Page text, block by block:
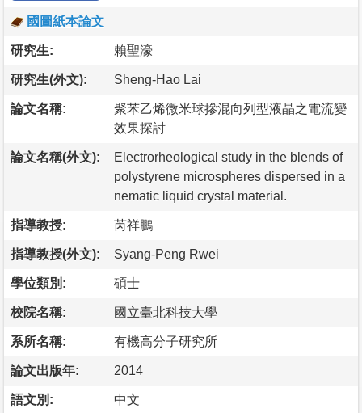
國圖紙本論文
研究生: 賴聖濠
研究生(外文): Sheng-Hao Lai
論文名稱:
聚苯乙烯微米球摻混向列型液晶之電流變
效果探討
論文名稱(外文):
Electrorheological study in the blends of
polystyrene microspheres dispersed in a
nematic liquid crystal material.
指導教授: 芮祥鵬
指導教授(外文): Syang-Peng Rwei
學位類別: 碩士
校院名稱: 國立臺北科技大學
系所名稱: 有機高分子研究所
論文出版年: 2014
語文別: 中文